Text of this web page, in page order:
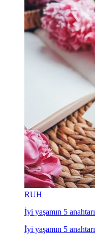
RUH
İyi yaşamın 5 anahtarı
İyi yaşamın 5 anahtarı